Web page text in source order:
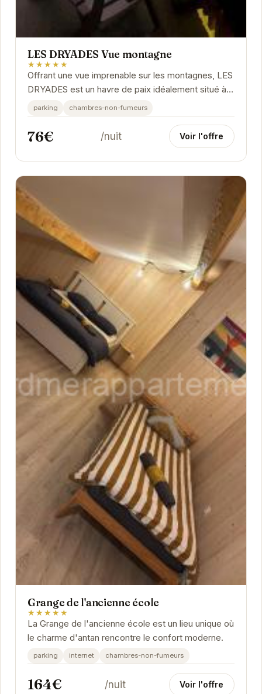
LES DRYADES Vue montagne
★★★★★
Offrant une vue imprenable sur les montagnes, LES
DRYADES est un havre de paix idéalement situé à
Gérardmer.
parking chambres-non-fumeurs
76€ /nuit Voir l'offre
Grange de l'ancienne école
★★★★★
La Grange de l'ancienne école est un lieu unique où
le charme d'antan rencontre le confort moderne.
parking internet chambres-non-fumeurs
164€ /nuit Voir l'offre